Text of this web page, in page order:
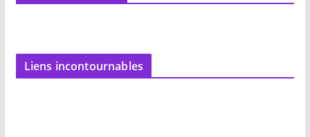
Liens incontournables